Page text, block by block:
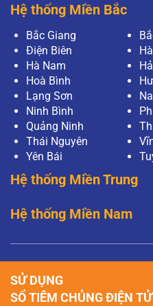
Hệ thống Miền Bắc
Bắc Giang
Điện Biên
Hà Nam
Hoà Bình
Lạng Sơn
Ninh Bình
Quảng Ninh
Thái Nguyên
Yên Bái
Hệ thống Miền Trung
Hệ thống Miền Nam
SỬ DỤNG
SỔ TIÊM CHỦNG ĐIỆN TỬ